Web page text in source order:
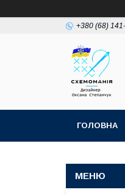
+380 (68)
ГОЛОВНА